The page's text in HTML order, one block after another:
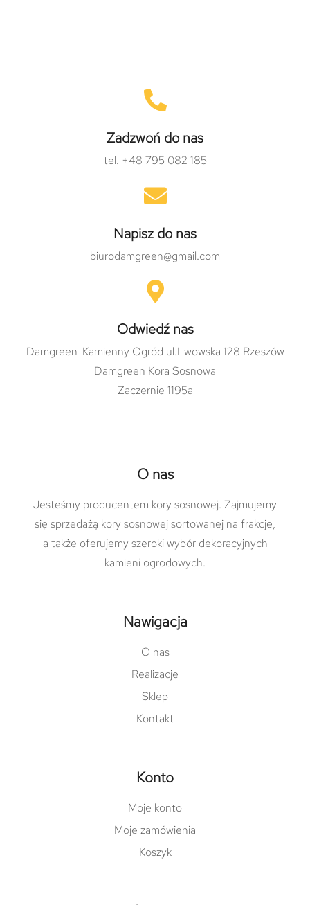
Zadzwoń do nas
tel. +48 795 082 185
Napisz do nas
biurodamgreen@gmail.com
Odwiedź nas
Damgreen-Kamienny Ogród ul.Lwowska 128 Rzeszów
Damgreen Kora Sosnowa
Zaczernie 1195a
O nas
Jesteśmy producentem kory sosnowej. Zajmujemy
się sprzedażą kory sosnowej sortowanej na frakcje,
a także oferujemy szeroki wybór dekoracyjnych
kamieni ogrodowych.
Nawigacja
O nas
Realizacje
Sklep
Kontakt
Konto
Moje konto
Moje zamówienia
Koszyk